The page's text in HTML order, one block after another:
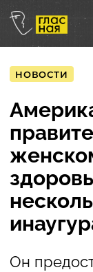
НОВОСТИ
Он